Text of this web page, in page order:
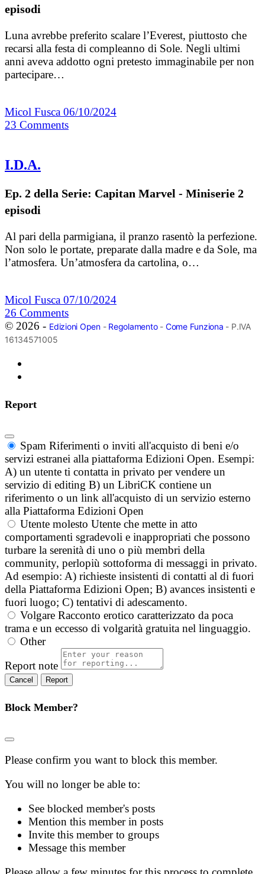
episodi
Luna avrebbe preferito scalare l’Everest, piuttosto che
recarsi alla festa di compleanno di Sole. Negli ultimi
anni aveva addotto ogni pretesto immaginabile per non
partecipare…
Micol Fusca 06/10/2024
23 Comments
I.D.A.
Ep. 2 della Serie: Capitan Marvel - Miniserie 2
episodi
Al pari della parmigiana, il pranzo rasentò la perfezione.
Non solo le portate, preparate dalla madre e da Sole, ma
l’atmosfera. Un’atmosfera da cartolina, o…
Micol Fusca 07/10/2024
26 Comments
© 2026 - Edizioni Open- Regolamento- Come Funziona - P.IVA
16134571005
Report
Spam Riferimenti o inviti all'acquisto di beni e/o
servizi estranei alla piattaforma Edizioni Open. Esempi:
A) un utente ti contatta in privato per vendere un
servizio di editing B) un LibriCK contiene un
riferimento o un link all'acquisto di un servizio esterno
alla Piattaforma Edizioni Open
Utente molesto Utente che mette in atto
comportamenti sgradevoli e inappropriati che possono
turbare la serenità di uno o più membri della
community, perlopiù sottoforma di messaggi in privato.
Ad esempio: A) richieste insistenti di contatti al di fuori
della Piattaforma Edizioni Open; B) avances insistenti e
fuori luogo; C) tentativi di adescamento.
Volgare Racconto erotico caratterizzato da poca
trama e un eccesso di volgarità gratuita nel linguaggio.
Other
Report note
Report
Block Member?
Please confirm you want to block this member.
You will no longer be able to:
See blocked member's posts
Mention this member in posts
Invite this member to groups
Message this member